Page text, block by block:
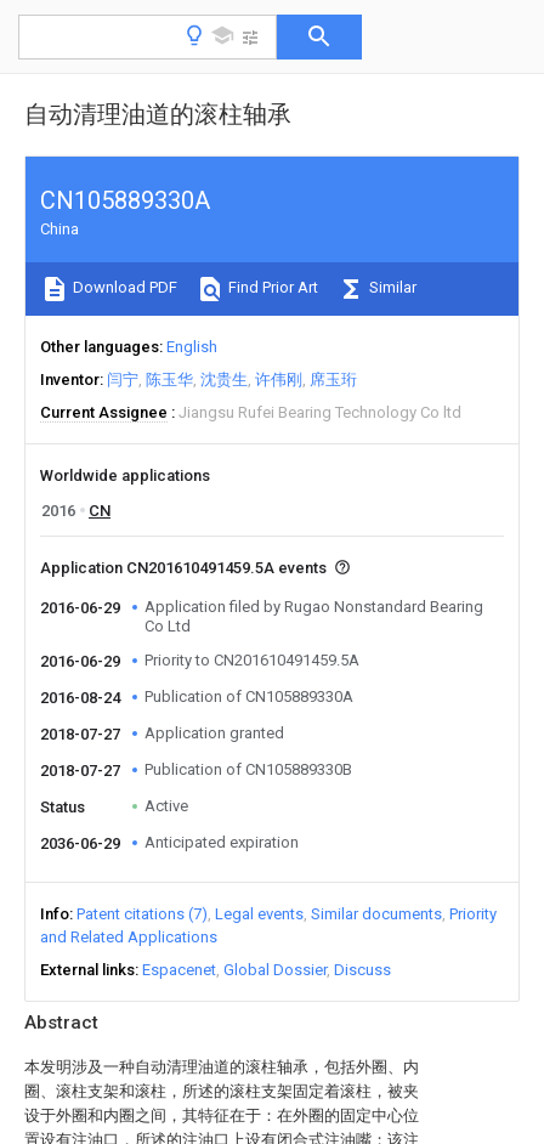
自动清理油道的滚柱轴承
Abstract
本发明涉及一种自动清理油道的滚柱轴承，包括外圈、内
圈、滚柱支架和滚柱，所述的滚柱支架固定着滚柱，被夹
设于外圈和内圈之间，其特征在于：在外圈的固定中心位
置设有注油口，所述的注油口上设有闭合式注油嘴；该注
CN105889330A
China
Download PDF Find Prior Art Similar
Other languages English
Inventor 闫宁 陈玉华 沈贵生 许伟刚
席玉珩
Current Assignee
Jiangsu Rufei Bearing Technology Co ltd
Worldwide applications
2016
CN
Application CN201610491459.5A events
2016-06-29
Application filed by Rugao Nonstandard Bearing
Co Ltd
2016-06-29
Priority to CN201610491459.5A
2016-08-24 Publication of CN105889330A
2018-07-27 Application granted
2018-07-27 Publication of CN105889330B
Status Active
2036-06-29 Anticipated expiration
Info Patent citations (7) Legal events Similar documents Priority
and Related Applications
External links Espacenet Global Dossier Discuss